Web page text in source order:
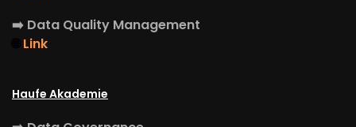
➡️ Data Quality Management
Link
Haufe Akademie